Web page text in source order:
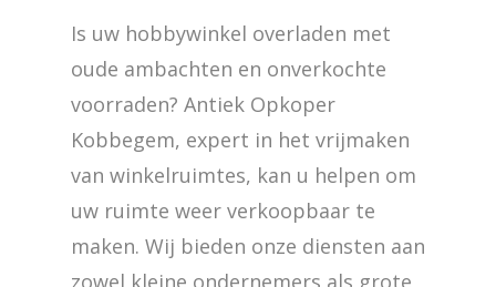
Is uw hobbywinkel overladen met
oude ambachten en onverkochte
voorraden? Antiek Opkoper
Kobbegem, expert in het vrijmaken
van winkelruimtes, kan u helpen om
uw ruimte weer verkoopbaar te
maken. Wij bieden onze diensten aan
zowel kleine ondernemers als grote